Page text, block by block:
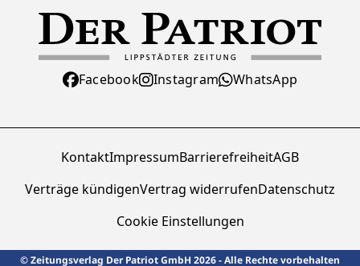
Facebook Instagram WhatsApp
KontaktImpressumBarrierefreiheitAGB
Verträge kündigenVertrag widerrufenDatenschutz
Cookie Einstellungen
© Zeitungsverlag Der Patriot GmbH 2026 - Alle Rechte vorbehalten